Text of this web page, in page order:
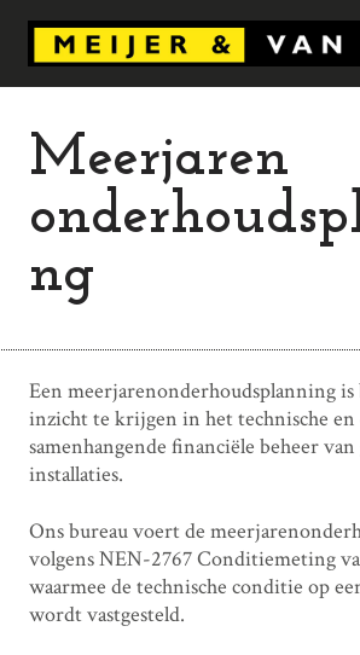
Meerjaren
ng
Een meerjarenonderhoudsplanning is
inzicht te krijgen in het technische en
samenhangende financiële beheer
installaties.
Ons bureau voert de
volgens NEN-2767 Conditiemeting
waarmee de technische conditie op
wordt vastgesteld.